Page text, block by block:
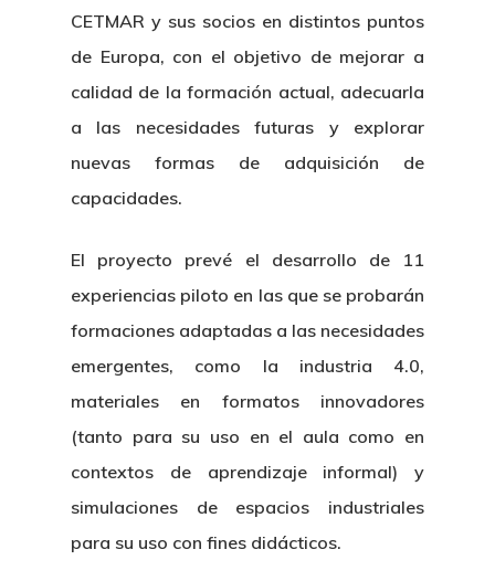
CETMAR y sus socios en distintos puntos
de Europa, con el objetivo de mejorar a
calidad de la formación actual, adecuarla
a las necesidades futuras y explorar
nuevas formas de adquisición de
capacidades.
El proyecto prevé el desarrollo de 11
experiencias piloto en las que se probarán
formaciones adaptadas a las necesidades
emergentes, como la industria 4.0,
materiales en formatos innovadores
(tanto para su uso en el aula como en
contextos de aprendizaje informal) y
simulaciones de espacios industriales
para su uso con fines didácticos.